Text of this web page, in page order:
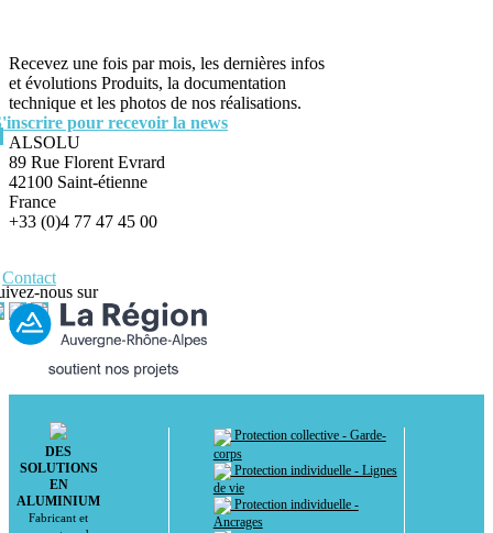
Recevez une fois par mois, les dernières infos
et évolutions Produits, la documentation
technique et les photos de nos réalisations.
pour recevoir la news
ALSOLU
89 Rue Florent Evrard
42100 Saint-étienne
France
+33 (0)4 77 47 45 00
Contact
nous sur
DES
SOLUTIONS
EN
ALUMINIUM
Fabricant et
Protection collective - Garde-
corps
Protection individuelle - Lignes
de vie
Protection individuelle -
Ancrages